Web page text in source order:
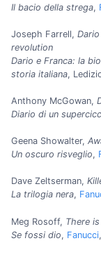
Il bacio della strega,
Joseph Farrell,
revolution
Dario e Franca: la
storia italiana,
Anthony McGowan,
Diario di un
Geena Showalter,
Un oscuro risveglio,
Dave Zeltserman,
La trilogia nera,
Meg Rosoff, There
Se fossi dio, Fanucci